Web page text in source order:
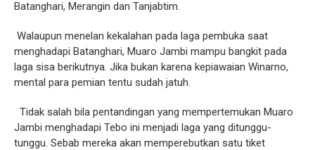
Batanghari, Merangin dan Tanjabtim.
Walaupun menelan kekalahan pada laga pembuka saat
menghadapi Batanghari, Muaro Jambi mampu bangkit pada
laga sisa berikutnya. Jika bukan karena kepiawaian Winarno,
mental para pemian tentu sudah jatuh.
Tidak salah bila pentandingan yang mempertemukan Muaro
Jambi menghadapi Tebo ini menjadi laga yang ditunggu-
tunggu. Sebab mereka akan memperebutkan satu tiket